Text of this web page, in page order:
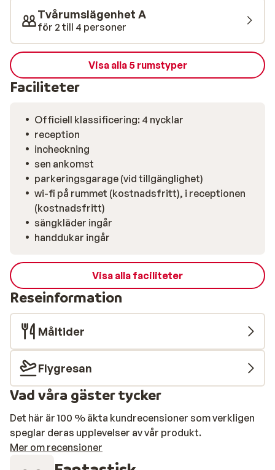
men ändå bara 600 meter från Les Deux Alpes livliga
centrum. Där hittar du butiker, restauranger och en
trevlig afterski-atmosfär.
Tvårumslägenhet A
för 2 till 4 personer
Visa alla 5 rumstyper
Faciliteter
Officiell klassificering: 4 nycklar
reception
incheckning
sen ankomst
parkeringsgarage (vid tillgänglighet)
wi-fi på rummet (kostnadsfritt), i receptionen
(kostnadsfritt)
sängkläder ingår
handdukar ingår
Visa alla faciliteter
Reseinformation
Måltider
Flygresan
Vad våra gäster tycker
Det här är 100 % äkta kundrecensioner som verkligen
speglar deras upplevelser av vår produkt.
Mer om recensioner